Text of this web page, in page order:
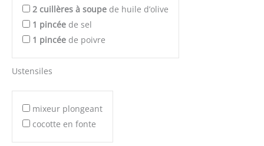
2 cuillères à soupe de huile d’olive
1 pincée de sel
1 pincée de poivre
Ustensiles
mixeur plongeant
cocotte en fonte